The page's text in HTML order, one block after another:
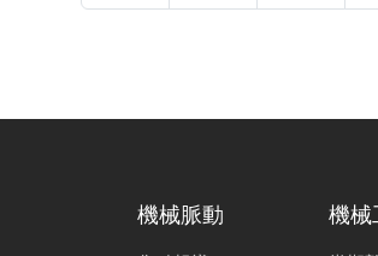
機械脈動 機械